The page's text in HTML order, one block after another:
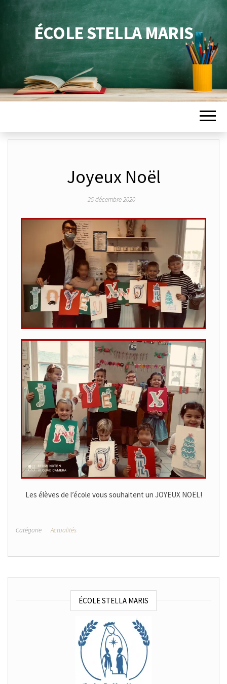
ÉCOLE STELLA MARIS
Joyeux Noël
25 décembre 2020
Les élèves de l’école vous souhaitent un JOYEUX NOËL!
Catégorie Actualités
ÉCOLE STELLA MARIS